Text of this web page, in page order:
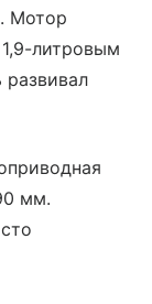
Мотор
литровым
мм.